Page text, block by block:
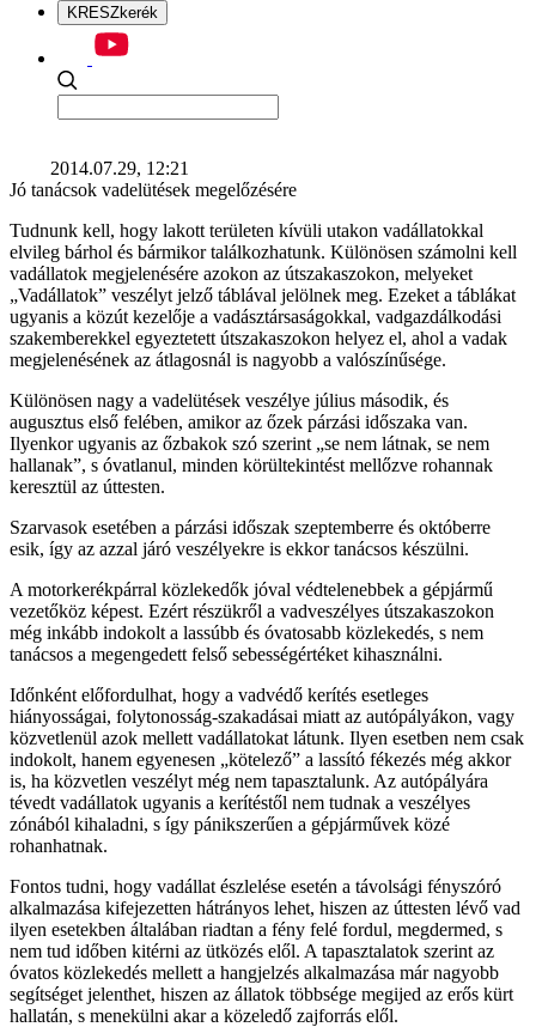
KRESZkerék
2014.07.29, 12:21
Jó tanácsok vadelütések megelőzésére
Tudnunk kell, hogy lakott területen kívüli utakon vadállatokkal
elvileg bárhol és bármikor találkozhatunk. Különösen számolni kell
vadállatok megjelenésére azokon az útszakaszokon, melyeket
„Vadállatok” veszélyt jelző táblával jelölnek meg. Ezeket a táblákat
ugyanis a közút kezelője a vadásztársaságokkal, vadgazdálkodási
szakemberekkel egyeztetett útszakaszokon helyez el, ahol a vadak
megjelenésének az átlagosnál is nagyobb a valószínűsége.
Különösen nagy a vadelütések veszélye július második, és
augusztus első felében, amikor az őzek párzási időszaka van.
Ilyenkor ugyanis az őzbakok szó szerint „se nem látnak, se nem
hallanak”, s óvatlanul, minden körültekintést mellőzve rohannak
keresztül az úttesten.
Szarvasok esetében a párzási időszak szeptemberre és októberre
esik, így az azzal járó veszélyekre is ekkor tanácsos készülni.
A motorkerékpárral közlekedők jóval védtelenebbek a gépjármű
vezetőköz képest. Ezért részükről a vadveszélyes útszakaszokon
még inkább indokolt a lassúbb és óvatosabb közlekedés, s nem
tanácsos a megengedett felső sebességértéket kihasználni.
Időnként előfordulhat, hogy a vadvédő kerítés esetleges
hiányosságai, folytonosság-szakadásai miatt az autópályákon, vagy
közvetlenül azok mellett vadállatokat látunk. Ilyen esetben nem csak
indokolt, hanem egyenesen „kötelező” a lassító fékezés még akkor
is, ha közvetlen veszélyt még nem tapasztalunk. Az autópályára
tévedt vadállatok ugyanis a kerítéstől nem tudnak a veszélyes
zónából kihaladni, s így pánikszerűen a gépjárművek közé
rohanhatnak.
Fontos tudni, hogy vadállat észlelése esetén a távolsági fényszóró
alkalmazása kifejezetten hátrányos lehet, hiszen az úttesten lévő vad
ilyen esetekben általában riadtan a fény felé fordul, megdermed, s
nem tud időben kitérni az ütközés elől. A tapasztalatok szerint az
óvatos közlekedés mellett a hangjelzés alkalmazása már nagyobb
segítséget jelenthet, hiszen az állatok többsége megijed az erős kürt
hallatán, s menekülni akar a közeledő zajforrás elől.